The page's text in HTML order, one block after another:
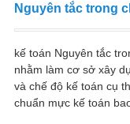
Nguyên tắc trong
kế toán Nguyên tắc
nhằm làm cơ sở xây
và chế độ kế toán cụ
chuẩn mực kế toán